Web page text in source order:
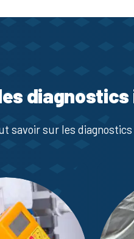
savoir sur les